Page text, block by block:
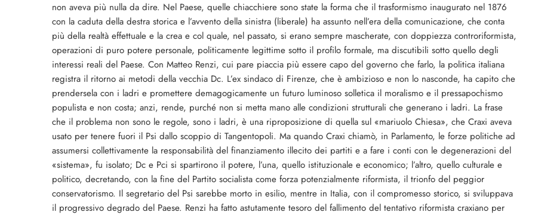
non aveva più nulla da dire. Nel Paese, quelle chiacchiere sono state la forma che il trasformismo inaugurato nel 1876
con la caduta della destra storica e l’avvento della sinistra (liberale) ha assunto nell’era della comunicazione, che conta
più della realtà effettuale e la crea e col quale, nel passato, si erano sempre mascherate, con doppiezza controriformista,
operazioni di puro potere personale, politicamente legittime sotto il profilo formale, ma discutibili sotto quello degli
interessi reali del Paese. Con Matteo Renzi, cui pare piaccia più essere capo del governo che farlo, la politica italiana
registra il ritorno ai metodi della vecchia Dc. L’ex sindaco di Firenze, che è ambizioso e non lo nasconde, ha capito che
prendersela con i ladri e promettere demagogicamente un futuro luminoso solletica il moralismo e il pressapochismo
populista e non costa; anzi, rende, purché non si metta mano alle condizioni strutturali che generano i ladri. La frase
che il problema non sono le regole, sono i ladri, è una riproposizione di quella sul «mariuolo Chiesa», che Craxi aveva
usato per tenere fuori il Psi dallo scoppio di Tangentopoli. Ma quando Craxi chiamò, in Parlamento, le forze politiche ad
assumersi collettivamente la responsabilità del finanziamento illecito dei partiti e a fare i conti con le degenerazioni del
«sistema», fu isolato; Dc e Pci si spartirono il potere, l’una, quello istituzionale e economico; l’altro, quello culturale e
politico, decretando, con la fine del Partito socialista come forza potenzialmente riformista, il trionfo del peggior
conservatorismo. Il segretario del Psi sarebbe morto in esilio, mentre in Italia, con il compromesso storico, si sviluppava
il progressivo degrado del Paese. Renzi ha fatto astutamente tesoro del fallimento del tentativo riformista craxiano per